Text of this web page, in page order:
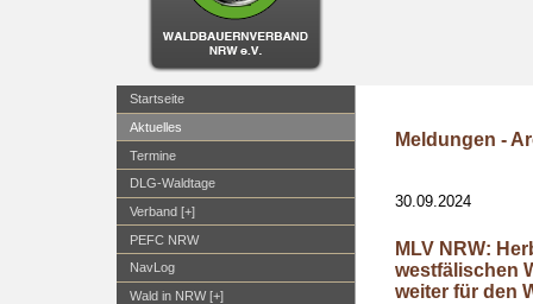
Startseite
Aktuelles
Termine
DLG-Waldtage
Verband [+]
PEFC NRW
NavLog
Wald in NRW [+]
Meldungen -
30.09.2024
MLV NRW:
westfälischen
weiter für den